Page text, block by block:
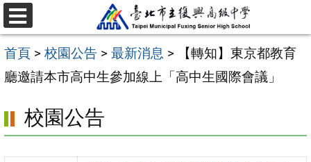
跳
至
主
要
容
區
選
單
首頁 > 校園公告 > 最新消息 >
【轉知】東京都教育
廳邀請本市高中生參加線上「高中生國際會議」
校園公告